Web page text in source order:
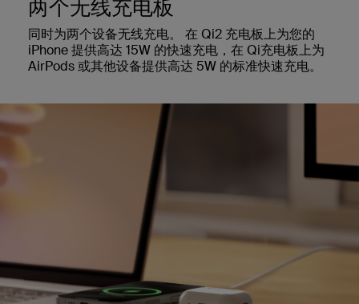
两个无线充电板
同时为两个设备无线充电。 在 Qi2 充电板上为您的
iPhone 提供高达 15W 的快速充电，在 Qi充电板上为
AirPods 或其他设备提供高达 5W 的标准快速充电。